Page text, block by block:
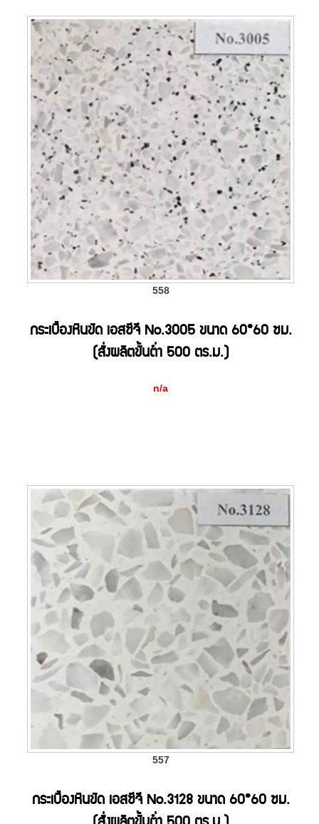
558
กระเบื้องหินขัด เอสซีจี No.3005 ขนาด 60*60 ซม.
(สั่งผลิตขั้นต่ำ 500 ตร.ม.)
n/a
557
กระเบื้องหินขัด เอสซีจี No.3128 ขนาด 60*60 ซม.